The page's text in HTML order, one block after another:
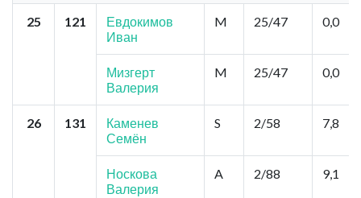
25 121
Евдокимов
Иван
M 25/47 0,0
Мизгерт
Валерия
M 25/47 0,0
26 131
Каменев
Семён
S 2/58 7,8
Носкова
Валерия
A 2/88 9,1